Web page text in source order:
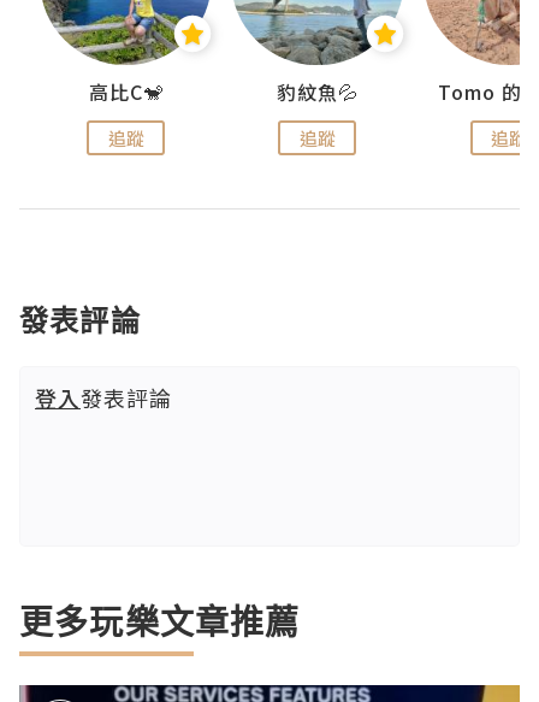
高比C🐒
追蹤
豹紋魚💦
追蹤 追蹤
發表評論
登入發表評論
更多玩樂文章推薦